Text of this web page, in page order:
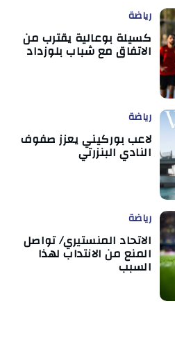
رياضة
كسيلة بوعالية يقترب من
الاتفاق مع شباب بلوزداد
رياضة
لاعب بوركيني يعزز صفوف
النادي البنزرتي
رياضة
الاتحاد المنستيري/ تواصل
المنع من الانتداب لهذا
السبب